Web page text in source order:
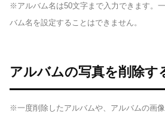
※アルバム名は50文字まで入力できます。
バム名を設定することはできません。
アルバムの写真を削除す
※一度削除したアルバムや、アルバムの画